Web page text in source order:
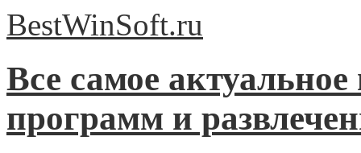
BestWinSoft.ru
Все самое
программ и